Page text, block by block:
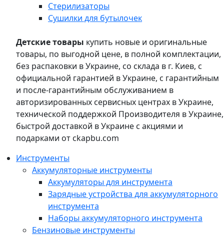
Стерилизаторы
Сушилки для бутылочек
Детские товары купить новые и оригинальные
товары, по выгодной цене, в полной комплектации,
без распаковки в Украине, со склада в г. Киев, с
официальной гарантией в Украине, с гарантийным
и после-гарантийным обслуживанием в
авторизированных сервисных центрах в Украине,
технической поддержкой Производителя в Украине,
быстрой доставкой в Украине с акциями и
подарками от ckapbu.com
Инструменты
Аккумуляторные инструменты
Аккумуляторы для инструмента
Зарядные устройства для аккумуляторного
инструмента
Наборы аккумуляторного инструмента
Бензиновые инструменты